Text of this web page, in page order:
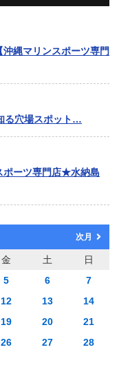
縄マリンスポーツ専門
る穴場スポット…
ポーツ専門店★水納島
次月
金 土
日
5 6
7
12 13
14
19 20
21
26 27
28